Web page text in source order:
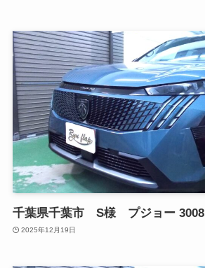
千葉県千葉市 S様 プジョー 3008
2025年12月19日